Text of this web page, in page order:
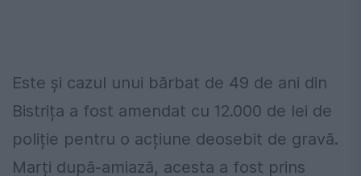
Este și cazul unui bărbat de 49 de ani din
Bistrița a fost amendat cu 12.000 de lei de
poliție pentru o acțiune deosebit de gravă.
Marți după-amiază, acesta a fost prins